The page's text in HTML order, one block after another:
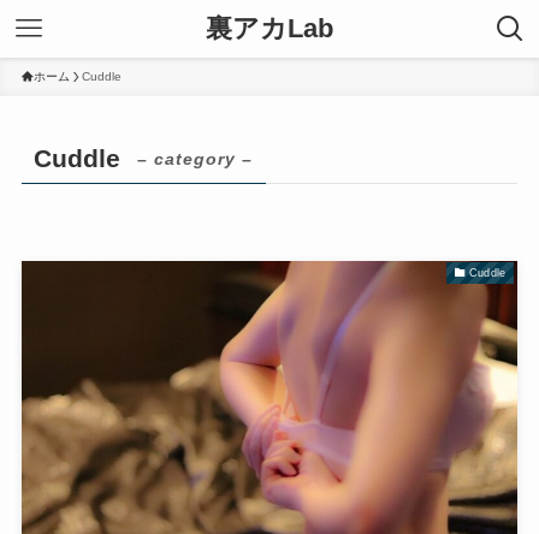
裏アカLab
ホーム Cuddle
Cuddle – category –
Cuddle